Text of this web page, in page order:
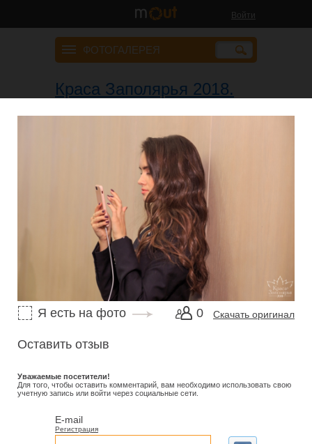
Войти
ФОТОГАЛЕРЕЯ
Краса Заполярья 2018.
Скачать оригинал
0
Я есть на фото
Оставить отзыв
Уважаемые посетители!
Для того, чтобы оставить комментарий, вам необходимо использовать свою
учетную запись или войти через социальные сети.
E-mail
Регистрация